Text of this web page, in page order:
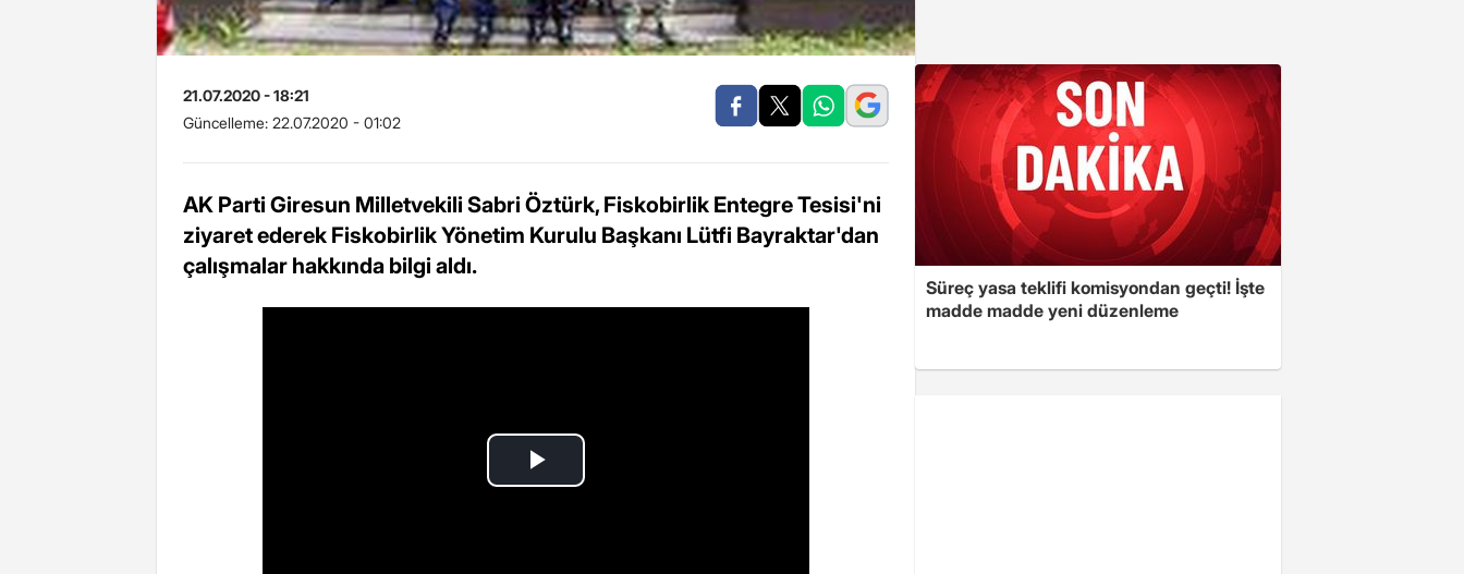
21.07.2020 - 18:21
Güncelleme: 22.07.2020 - 01:02
AK Parti Giresun Milletvekili Sabri Öztürk, Fiskobirlik Entegre Tesisi'ni
ziyaret ederek Fiskobirlik Yönetim Kurulu Başkanı Lütfi Bayraktar'dan
çalışmalar hakkında bilgi aldı.
Süreç yasa teklifi komisyondan geçti! İşte
madde madde yeni düzenleme